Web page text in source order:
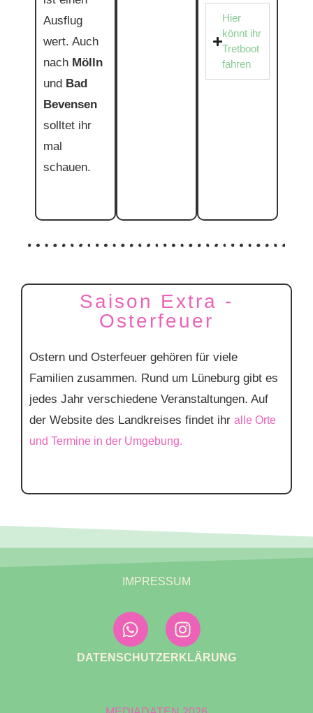
Ausflug
wert. Auch
nach Mölln
und Bad
Bevensen
solltet ihr
mal
schauen.
Hier
könnt ihr
Tretboot
fahren
Saison Extra -
Osterfeuer
Ostern und Osterfeuer gehören für viele
Familien zusammen. Rund um Lüneburg gibt es
jedes Jahr verschiedene Veranstaltungen. Auf
der Website des Landkreises findet ihr alle Orte
und Termine in der Umgebung.
IMPRESSUM
DATENSCHUTZERKLÄRUNG